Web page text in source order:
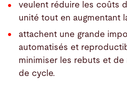
veulent réduire les coûts
unité tout en augmentant
attachent une grande
automatisés et
minimiser les rebuts et
de cycle.